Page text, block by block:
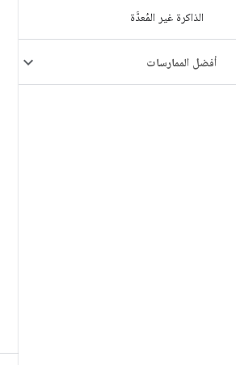
الذاكرة غير المُعدَّة
أفضل الممارسات